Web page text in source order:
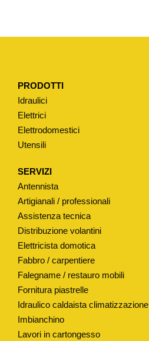
PRODOTTI
Idraulici
Elettrici
Elettrodomestici
Utensili
SERVIZI
Antennista
Artigianali / professionali
Assistenza tecnica
Distribuzione volantini
Elettricista domotica
Fabbro / carpentiere
Falegname / restauro mobili
Fornitura piastrelle
Idraulico caldaista climatizzazione
Imbianchino
Lavori in cartongesso